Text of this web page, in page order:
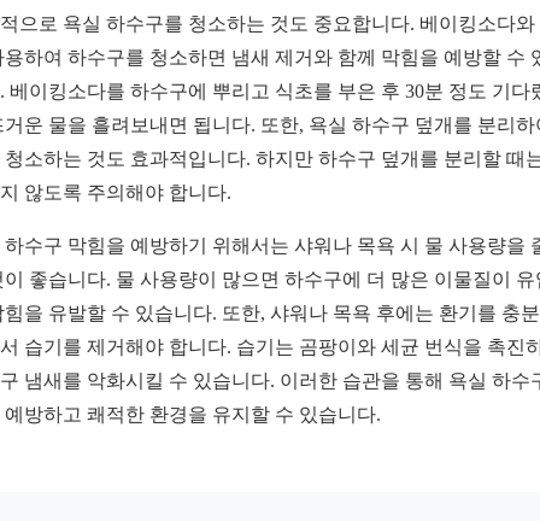
으로 욕실 하수구를 청소하는 것도 중요합니다. 베이킹소다와
용하여 하수구를 청소하면 냄새 제거와 함께 막힘을 예방할 수
베이킹소다를 하수구에 뿌리고 식초를 부은 후 30분 정도 기다
거운 물을 흘려보내면 됩니다. 또한, 욕실 하수구 덮개를 분리하
청소하는 것도 효과적입니다. 하지만 하수구 덮개를 분리할 때
않도록 주의해야 합니다.
하수구 막힘을 예방하기 위해서는 샤워나 목욕 시 물 사용량을
이 좋습니다. 물 사용량이 많으면 하수구에 더 많은 이물질이 유
힘을 유발할 수 있습니다. 또한, 샤워나 목욕 후에는 환기를 충
습기를 제거해야 합니다. 습기는 곰팡이와 세균 번식을 촉진
냄새를 악화시킬 수 있습니다. 이러한 습관을 통해 욕실 하수
예방하고 쾌적한 환경을 유지할 수 있습니다.